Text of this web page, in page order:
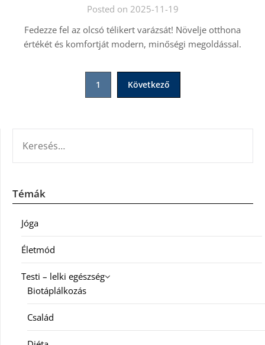
Posted on 2025-11-19
Fedezze fel az olcsó télikert varázsát! Növelje otthona
értékét és komfortját modern, minőségi megoldással.
1 Következő
Témák
Jóga
Életmód
Testi – lelki egészség
Biotáplálkozás
Család